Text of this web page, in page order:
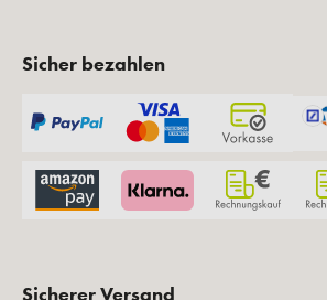
Sicher bezahlen
Sicherer Versand